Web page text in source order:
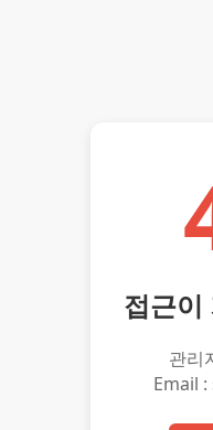
접근이
관리
Email